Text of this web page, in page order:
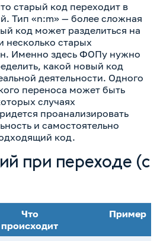
старый код переходит в
Тип «n:m» — более сложная
код может разделиться на
несколько старых
Именно здесь ФОПу нужно
какой новый код
деятельности. Одного
переноса может быть
случаях
проанализировать
и самостоятельно
код.
при переходе (с
Что
происходит
Пример